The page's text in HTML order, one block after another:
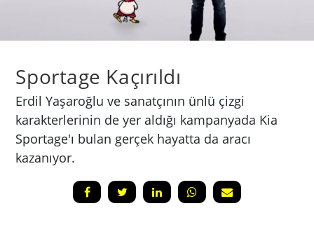
Sportage Kaçırıldı
Erdil Yaşaroğlu ve sanatçının ünlü çizgi
karakterlerinin de yer aldığı kampanyada Kia
Sportage'ı bulan gerçek hayatta da aracı
kazanıyor.